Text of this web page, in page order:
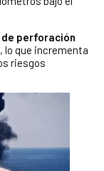
perforación
, lo que incrementa
riesgos